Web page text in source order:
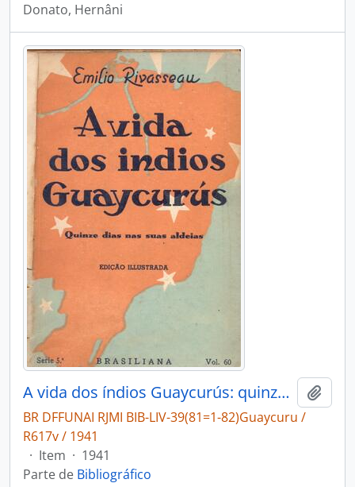
Donato, Hernâni
A vida dos índios Guaycurús: quinze dias nas suas aldeias (sul de Matto-Grosso).
BR DFFUNAI RJMI BIB-LIV-39(81=1-82)Guaycuru /
R617v / 1941
· Item · 1941
Parte de Bibliográfico